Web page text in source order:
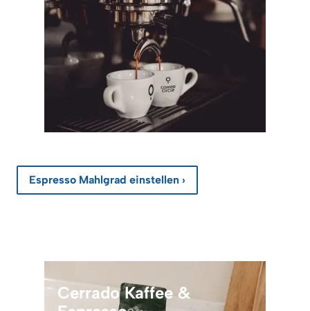
Espresso Mahlgrad einstellen ›
Cerrado Kaffee &